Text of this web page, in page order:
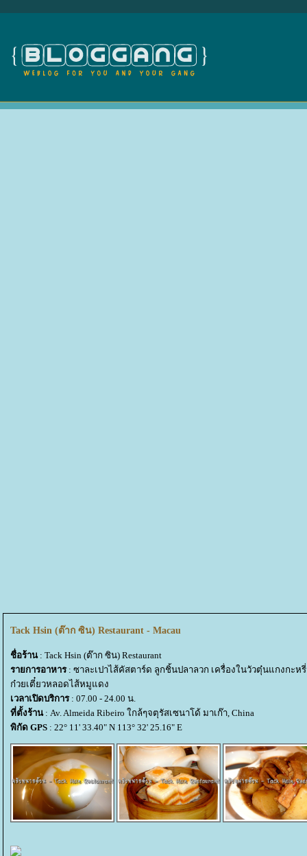
Tack Hsin (ต๊าก ซิน) Restaurant - Macau
ชื่อร้าน: Tack Hsin (ต๊าก ซิน) Restaurant
รายการอาหาร: ซาละเปาไส้คัสตาร์ด ลูกชิ้นปลาลวก เครื่องในวัวตุ๋นแกงกะห
ก๋วยเตี๋ยวหลอดไส้หมูแดง
เวลาเปิดบริการ: 07.00 - 24.00 น.
ที่ตั้งร้าน: Av. Almeida Ribeiro ใกล้ๆจตุรัสเซนาโด้ มาเก๊า, China
พิกัด GPS : 22° 11' 33.40" N 113° 32' 25.16" E